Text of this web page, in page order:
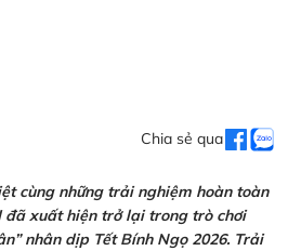
Chia sẻ qua
cùng những trải nghiệm hoàn toàn
đã xuất hiện trở lại trong trò chơi
nhân dịp Tết Bính Ngọ 2026. Trải